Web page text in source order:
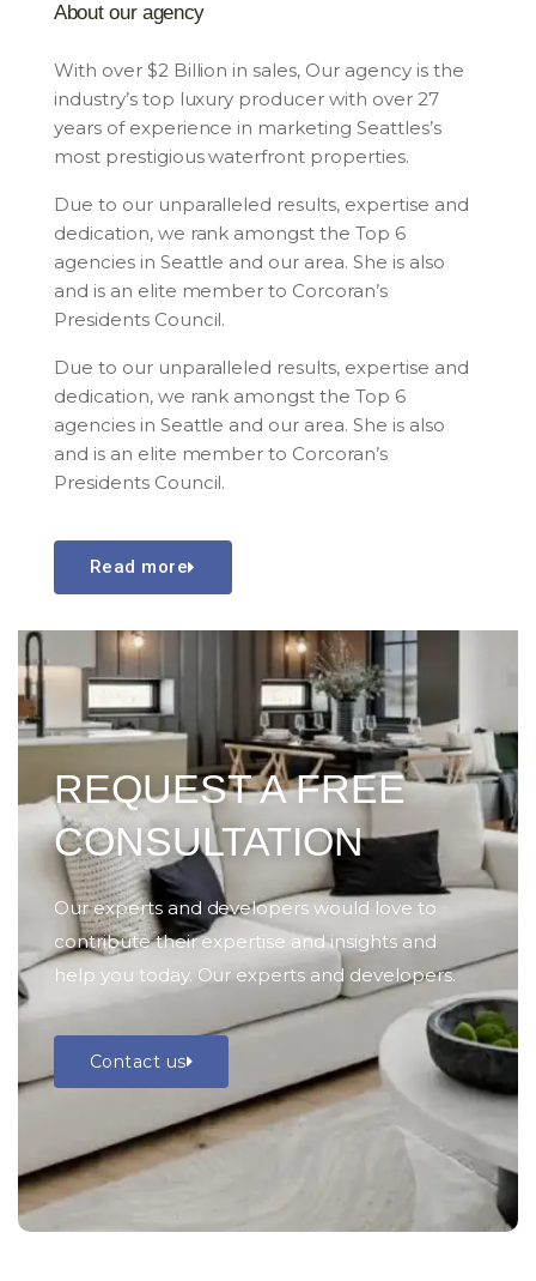
About our agency
With over $2 Billion in sales, Our agency is the
industry’s top luxury producer with over 27
years of experience in marketing Seattles’s
most prestigious waterfront properties.
Due to our unparalleled results, expertise and
dedication, we rank amongst the Top 6
agencies in Seattle and our area. She is also
and is an elite member to Corcoran’s
Presidents Council.
Due to our unparalleled results, expertise and
dedication, we rank amongst the Top 6
agencies in Seattle and our area. She is also
and is an elite member to Corcoran’s
Presidents Council.
Read more
REQUEST A FREE
CONSULTATION
Our experts and developers would love to
contribute their expertise and insights and
help you today. Our experts and developers.
Contact us